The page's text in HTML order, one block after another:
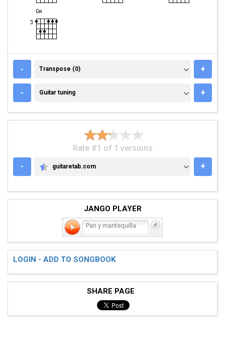
- TRANSPOSE (0)
Transpose (0) +
- GUITAR TUNING
Guitar tuning +
Rate #1 of 1 versions
-
GUITARETAB.COM
guitaretab.com +
JANGO PLAYER
Pan y mantequilla
LOGIN - ADD TO SONGBOOK
SHARE PAGE